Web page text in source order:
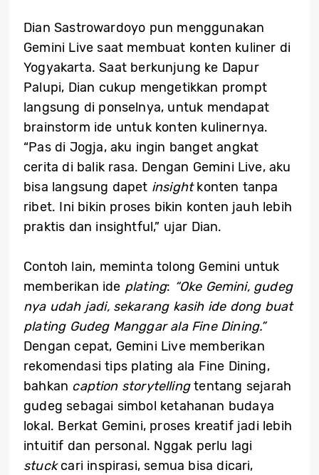
Dian Sastrowardoyo pun menggunakan
Gemini Live saat membuat konten kuliner di
Yogyakarta. Saat berkunjung ke Dapur
Palupi, Dian cukup mengetikkan prompt
langsung di ponselnya, untuk mendapat
brainstorm ide untuk konten kulinernya.
“Pas di Jogja, aku ingin banget angkat
cerita di balik rasa. Dengan Gemini Live, aku
bisa langsung dapet insightkonten tanpa
ribet. Ini bikin proses bikin konten jauh lebih
praktis dan insightful,” ujar Dian.
Contoh lain, meminta tolong Gemini untuk
memberikan ide plating: “Oke Gemini, gudeg
nya udah jadi, sekarang kasih ide dong buat
plating Gudeg Manggar ala Fine Dining.”
Dengan cepat, Gemini Live memberikan
rekomendasi tips plating ala Fine Dining,
bahkan caption storytellingtentang sejarah
gudeg sebagai simbol ketahanan budaya
lokal. Berkat Gemini, proses kreatif jadi lebih
intuitif dan personal. Nggak perlu lagi
stuckcari inspirasi, semua bisa dicari,